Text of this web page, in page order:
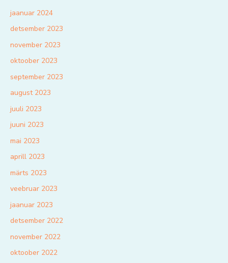
jaanuar 2024
detsember 2023
november 2023
oktoober 2023
september 2023
august 2023
juuli 2023
juuni 2023
mai 2023
aprill 2023
märts 2023
veebruar 2023
jaanuar 2023
detsember 2022
november 2022
oktoober 2022